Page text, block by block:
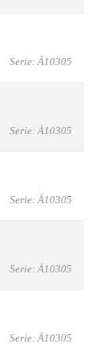
Serie: Ä10305
Serie: Ä10305
Serie: Ä10305
Serie: Ä10305
Serie: Ä10305